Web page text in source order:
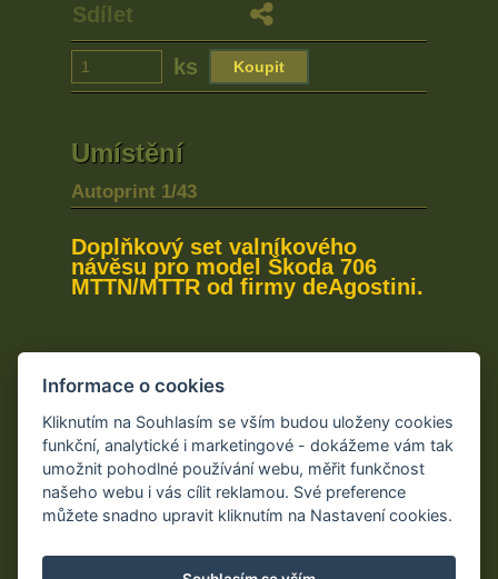
Sdílet
ks
Umístění
Autoprint 1/43
Doplňkový set valníkového
návěsu pro model Škoda 706
MTTN/MTTR od firmy deAgostini.
Obchodní podmínky
Informace o cookies
Kliknutím na Souhlasím se vším budou uloženy cookies
funkční, analytické i marketingové - dokážeme vám tak
umožnit pohodlné používání webu, měřit funkčnost
našeho webu i vás cílit reklamou. Své preference
můžete snadno upravit kliknutím na Nastavení cookies.